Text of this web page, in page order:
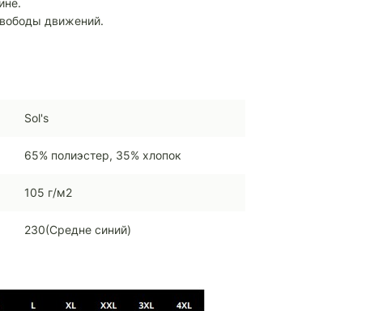
движений.
Sol's
65% полиэстер, 35% хлопок
105 г/м2
230(Средне синий)